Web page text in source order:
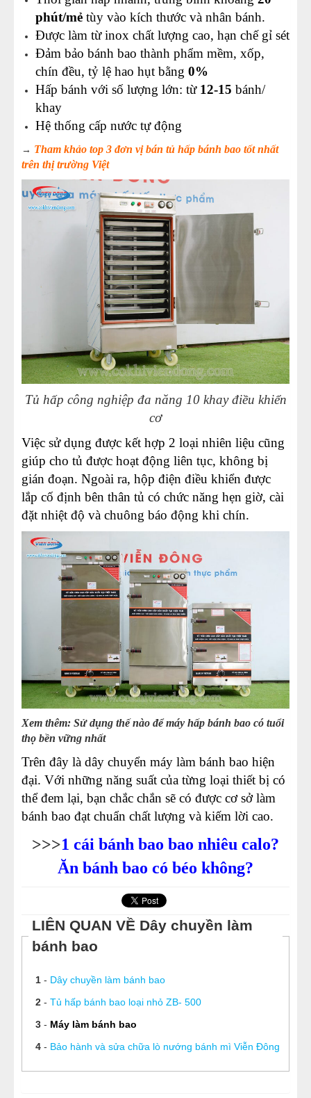
phút/mẻ tùy vào kích thước và nhân bánh.
Được làm từ inox chất lượng cao, hạn chế gỉ sét
Đảm bảo bánh bao thành phẩm mềm, xốp,
chín đều, tỷ lệ hao hụt bằng 0%
Hấp bánh với số lượng lớn: từ 12-15 bánh/
khay
Hệ thống cấp nước tự động
→ Tham khảo top 3 đơn vị bán tủ hấp bánh bao tốt nhất
trên thị trường Việt
Tủ hấp công nghiệp đa năng 10 khay điều khiển
cơ
Việc sử dụng được kết hợp 2 loại nhiên liệu cũng
giúp cho tủ được hoạt động liên tục, không bị
gián đoạn. Ngoài ra, hộp điện điều khiển được
lắp cố định bên thân tủ có chức năng hẹn giờ, cài
đặt nhiệt độ và chuông báo động khi chín.
Xem thêm: Sử dụng thế nào để máy hấp bánh bao có tuổi
thọ bền vững nhất
Trên đây là dây chuyển máy làm bánh bao hiện
đại. Với những năng suất của từng loại thiết bị có
thể đem lại, bạn chắc chắn sẽ có được cơ sở làm
bánh bao đạt chuẩn chất lượng và kiếm lời cao.
>>>1 cái bánh bao bao nhiêu calo?
Ăn bánh bao có béo không?
LIÊN QUAN VỀ Dây chuyền làm
bánh bao
1- Dây chuyền làm bánh bao
2- Tủ hấp bánh bao loại nhỏ ZB- 500
3- Máy làm bánh bao
4- Bảo hành và sửa chữa lò nướng bánh mì Viễn Đông